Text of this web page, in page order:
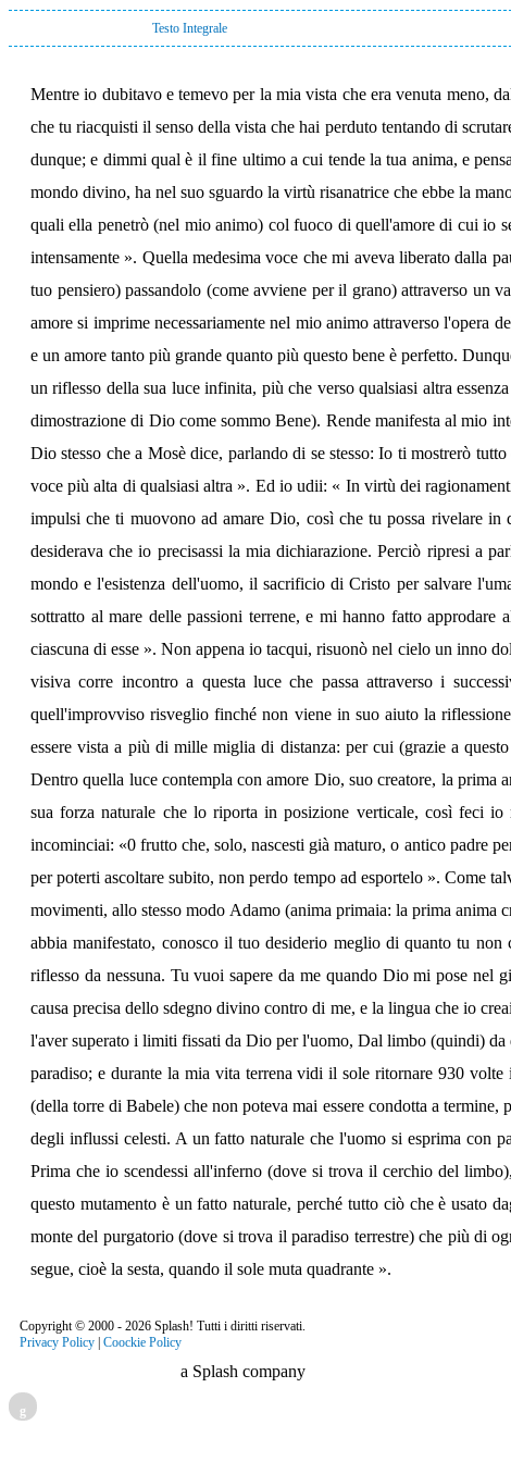
Testo Integrale
Mentre io dubitavo e temevo per la mia vista che era venuta meno,
che tu riacquisti il senso della vista che hai perduto tentando di
dunque; e dimmi qual è il fine ultimo a cui tende la tua anima, e
mondo divino, ha nel suo sguardo la virtù risanatrice che ebbe la
quali ella penetrò (nel mio animo) col fuoco di quell'amore di cui io
intensamente ». Quella medesima voce che mi aveva liberato dalla
tuo pensiero) passandolo (come avviene per il grano) attraverso un
amore si imprime necessariamente nel mio animo attraverso l'opera
e un amore tanto più grande quanto più questo bene è perfetto.
un riflesso della sua luce infinita, più che verso qualsiasi altra
dimostrazione di Dio come sommo Bene). Rende manifesta al mio
Dio stesso che a Mosè dice, parlando di se stesso: Io ti mostrerò
voce più alta di qualsiasi altra ». Ed io udii: « In virtù dei
impulsi che ti muovono ad amare Dio, così che tu possa rivelare
desiderava che io precisassi la mia dichiarazione. Perciò ripresi a
mondo e l'esistenza dell'uomo, il sacrificio di Cristo per salvare
sottratto al mare delle passioni terrene, e mi hanno fatto
ciascuna di esse ». Non appena io tacqui, risuonò nel cielo un inno
visiva corre incontro a questa luce che passa attraverso i
quell'improvviso risveglio finché non viene in suo aiuto la
essere vista a più di mille miglia di distanza: per cui (grazie a
Dentro quella luce contempla con amore Dio, suo creatore, la prima
sua forza naturale che lo riporta in posizione verticale, così feci
incominciai: «0 frutto che, solo, nascesti già maturo, o antico padre
per poterti ascoltare subito, non perdo tempo ad esportelo ». Come
movimenti, allo stesso modo Adamo (anima primaia: la prima anima
abbia manifestato, conosco il tuo desiderio meglio di quanto tu
riflesso da nessuna. Tu vuoi sapere da me quando Dio mi pose nel
causa precisa dello sdegno divino contro di me, e la lingua che io
l'aver superato i limiti fissati da Dio per l'uomo, Dal limbo (quindi)
paradiso; e durante la mia vita terrena vidi il sole ritornare 930
(della torre di Babele) che non poteva mai essere condotta a
degli influssi celesti. A un fatto naturale che l'uomo si esprima con
Prima che io scendessi all'inferno (dove si trova il cerchio del
questo mutamento è un fatto naturale, perché tutto ciò che è
monte del purgatorio (dove si trova il paradiso terrestre) che più di
segue, cioè la sesta, quando il sole muta quadrante ».
Copyright © 2000 - 2026 Splash! Tutti i diritti riservati.
Privacy Policy Coockie Policy
a Splash company
g